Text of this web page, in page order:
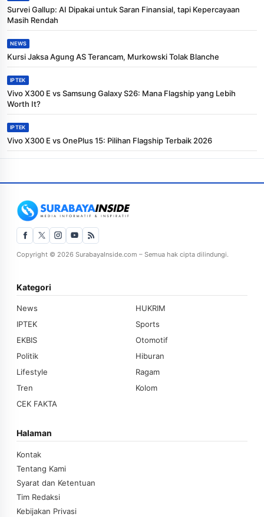
Survei Gallup: AI Dipakai untuk Saran Finansial, tapi Kepercayaan
Masih Rendah
NEWS
Kursi Jaksa Agung AS Terancam, Murkowski Tolak Blanche
IPTEK
Vivo X300 E vs Samsung Galaxy S26: Mana Flagship yang Lebih
Worth It?
IPTEK
Vivo X300 E vs OnePlus 15: Pilihan Flagship Terbaik 2026
Copyright © 2026 SurabayaInside.com – Semua hak cipta dilindungi.
Kategori
News
HUKRIM
IPTEK
Sports
EKBIS
Otomotif
Politik
Hiburan
Lifestyle
Ragam
Tren
Kolom
CEK FAKTA
Halaman
Kontak
Tentang Kami
Syarat dan Ketentuan
Tim Redaksi
Kebijakan Privasi